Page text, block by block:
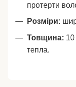
протерти
Розміри:
Товщина: 10
тепла.